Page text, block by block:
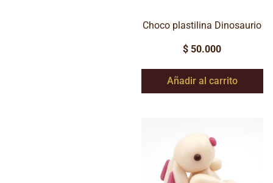
Choco plastilina Dinosaurio
$ 50.000
Añadir al carrito